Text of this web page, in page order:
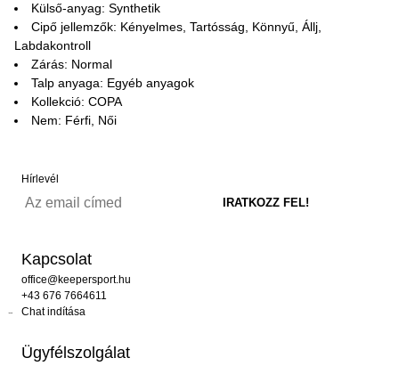
Külső-anyag: Synthetik
Cipő jellemzők: Kényelmes, Tartósság, Könnyű, Állj,
Labdakontroll
Zárás: Normal
Talp anyaga: Egyéb anyagok
Kollekció: COPA
Nem: Férfi, Női
Hírlevél
Kapcsolat
office@keepersport.hu
+43 676 7664611
Chat indítása
Ügyfélszolgálat